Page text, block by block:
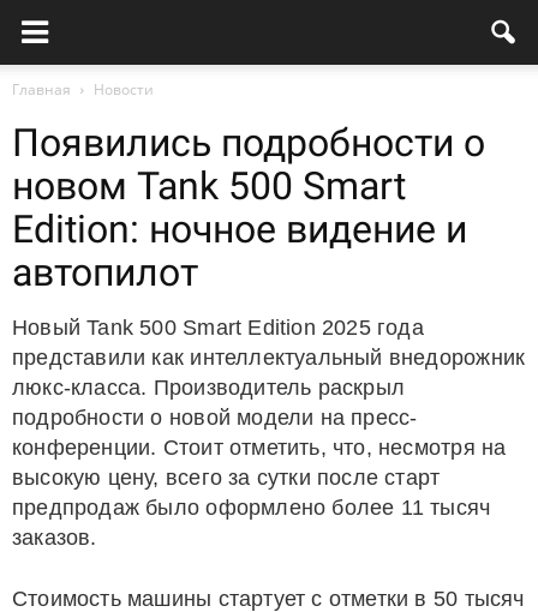
Главная Новости
Появились подробности о
новом Tank 500 Smart
Edition: ночное видение и
автопилот
Новый Tank 500 Smart Edition 2025 года
представили как интеллектуальный внедорожник
люкс-класса. Производитель раскрыл
подробности о новой модели на пресс-
конференции. Стоит отметить, что, несмотря на
высокую цену, всего за сутки после старт
предпродаж было оформлено более 11 тысяч
заказов.
Стоимость машины стартует с отметки в 50 тысяч